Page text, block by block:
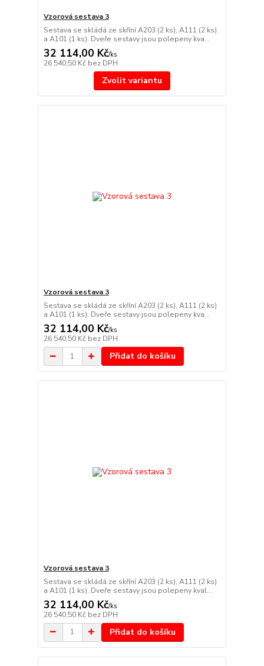
Vzorová sestava 3
Sestava se skládá ze skříní A203 (2 ks), A111 (2 ks)
a A101 (1 ks). Dveře sestavy jsou polepeny kva...
32 114,00 Kč/ks
26 540,50 Kč bez DPH
Zvolit variantu
Vzorová sestava 3
Sestava se skládá ze skříní A203 (2 ks), A111 (2 ks)
a A101 (1 ks). Dveře sestavy jsou polepeny kva...
32 114,00 Kč/ks
26 540,50 Kč bez DPH
Přidat do košíku
Vzorová sestava 3
Sestava se skládá ze skříní A203 (2 ks), A111 (2 ks)
a A101 (1 ks). Dveře sestavy jsou polepeny kval...
32 114,00 Kč/ks
26 540,50 Kč bez DPH
Přidat do košíku